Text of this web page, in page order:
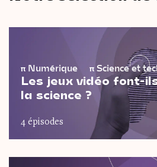
π Numérique π Science et
Les jeux vidéo font-
la science ?
4 épisodes